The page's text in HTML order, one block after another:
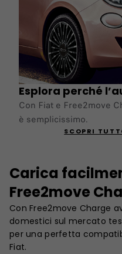
Esplora perché
Con Fiat e Free2move
è semplicissimo.
SCOPRI
Carica
Free2move
Con Free2move Charge
domestici sul mercato
per una perfetta
Fiat.